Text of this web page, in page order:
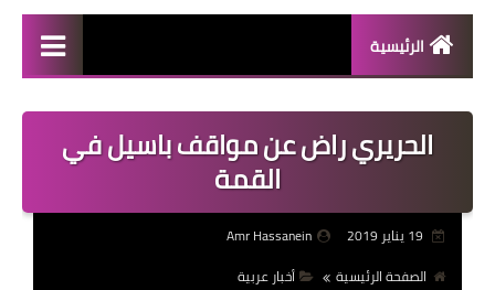
الرئيسية
منوعات
فعاليات
صحة
الحريري راض عن مواقف باسيل في
القمة
Amr Hassanein
الصفحة الرئيسية
أخبار عربية